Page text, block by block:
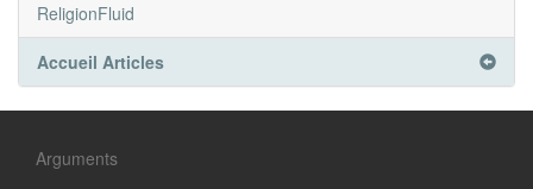
ReligionFluid
Accueil Articles
Arguments